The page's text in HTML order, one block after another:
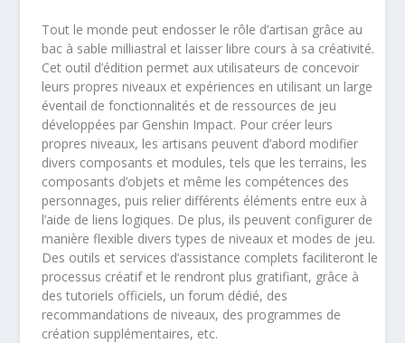
Tout le monde peut endosser le rôle d’artisan grâce au
bac à sable milliastral et laisser libre cours à sa créativité.
Cet outil d’édition permet aux utilisateurs de concevoir
leurs propres niveaux et expériences en utilisant un large
éventail de fonctionnalités et de ressources de jeu
développées par Genshin Impact. Pour créer leurs
propres niveaux, les artisans peuvent d’abord modifier
divers composants et modules, tels que les terrains, les
composants d’objets et même les compétences des
personnages, puis relier différents éléments entre eux à
l’aide de liens logiques. De plus, ils peuvent configurer de
manière flexible divers types de niveaux et modes de jeu.
Des outils et services d’assistance complets faciliteront le
processus créatif et le rendront plus gratifiant, grâce à
des tutoriels officiels, un forum dédié, des
recommandations de niveaux, des programmes de
création supplémentaires, etc.